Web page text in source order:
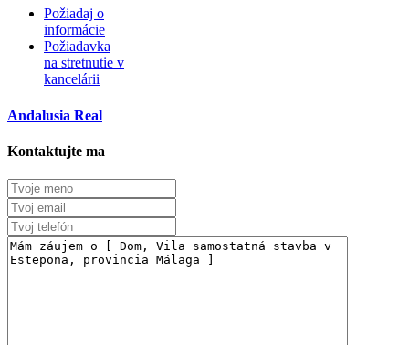
Požiadaj o
informácie
Požiadavka
na stretnutie v
kancelárii
Andalusia Real
Kontaktujte ma